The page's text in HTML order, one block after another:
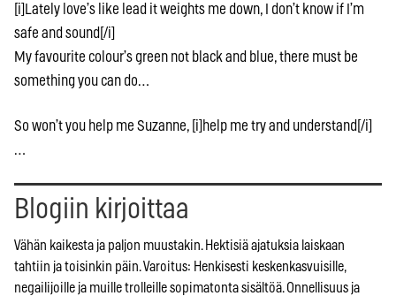
[i]Lately love’s like lead it weights me down, I don’t know if I’m
safe and sound[/i]
My favourite colour’s green not black and blue, there must be
something you can do…
So won’t you help me Suzanne, [i]help me try and understand[/i]
…
Blogiin kirjoittaa
Vähän kaikesta ja paljon muustakin. Hektisiä ajatuksia laiskaan
tahtiin ja toisinkin päin. Varoitus: Henkisesti keskenkasvuisille,
negailijoille ja muille trolleille sopimatonta sisältöä. Onnellisuus ja